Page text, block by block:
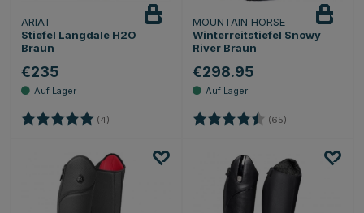
ARIAT
Stiefel Langdale H2O
Braun
€235
Bewertung: (4)
MOUNTAIN HORSE
Winterreitstiefel Snowy
River Braun
€298.95
Bewertung: (65)